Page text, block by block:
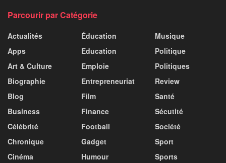
Parcourir par Catégorie
Actualités
Apps
Art & Culture
Biographie
Blog
Business
Célébrité
Chronique
Cinéma
Éducation
Education
Emploie
Entrepreneuriat
Film
Finance
Football
Gadget
Humour
Musique
Politique
Politiques
Review
Santé
Sécutité
Société
Sport
Sports